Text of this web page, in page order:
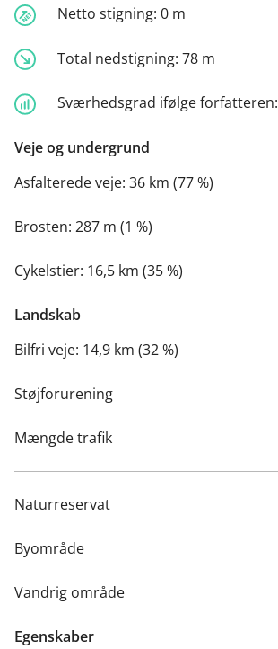
Netto stigning: 0 m
Total nedstigning: 78 m
Sværhedsgrad ifølge forfatteren:
Veje og undergrund
Asfalterede veje: 36 km (77 %)
Brosten: 287 m (1 %)
Cykelstier: 16,5 km (35 %)
Landskab
Bilfri veje: 14,9 km (32 %)
Støjforurening
Mængde trafik
Naturreservat
Byområde
Vandrig område
Egenskaber